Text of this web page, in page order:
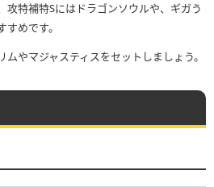
攻特補特Sにはドラゴンソウルや、ギガう
めです。
やマジャスティスをセットしましょう。